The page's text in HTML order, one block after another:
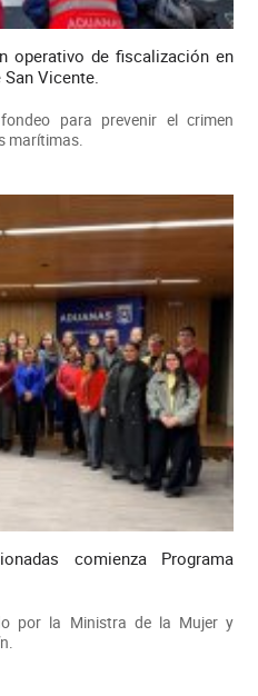
operativo de fiscalización en
Vicente.
para prevenir el crimen
marítimas.
comienza Programa
por la Ministra de la Mujer y